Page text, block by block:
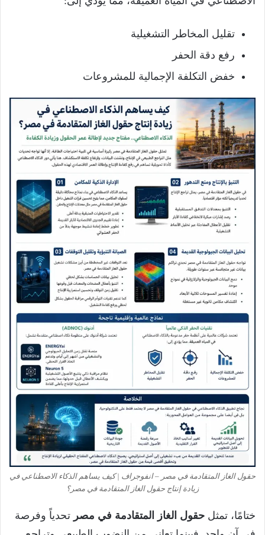
تقليل المخاطر التشغيلية
رفع دقة الحفر
خفض التكلفة الإجمالية للمشروعات
حقول الغاز المتقادمة في مصر – انفوجراف | كيف يساهم الذكاء الاصطناعي في
زيادة إنتاج حقول الغاز المتقادمة في مصر؟
ختامًا، تمثل حقول الغاز المتقادمة في مصر تحدياً وفرصة